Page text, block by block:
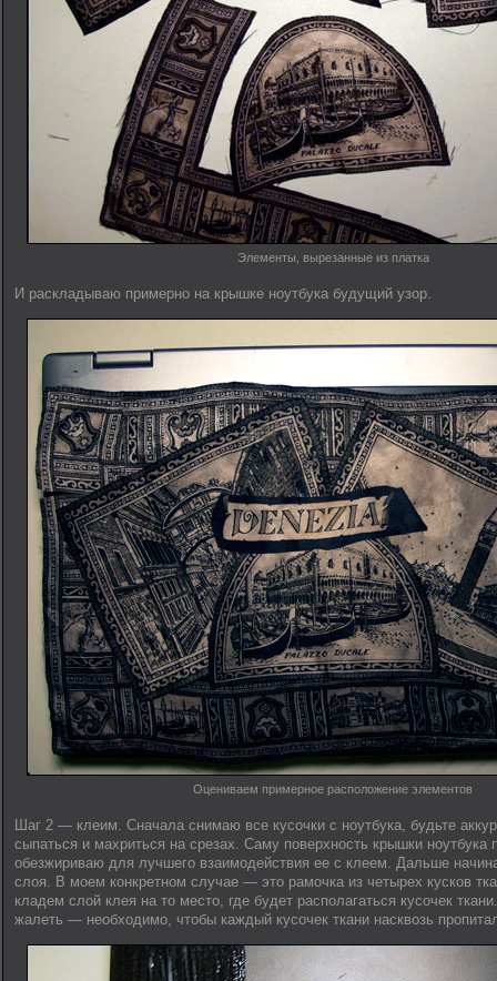
Элементы, вырезанные из платка
И раскладываю примерно на крышке ноутбука будущий узор.
Оцениваем примерное расположение элементов
Шаг 2 — клеим. Сначала снимаю все кусочки с ноутбука, будьте
сыпаться и махриться на срезах. Саму поверхность крышки ноутбука
обезжириваю для лучшего взаимодействия ее с клеем. Дальше
слоя. В моем конкретном случае — это рамочка из четырех кусков
кладем слой клея на то место, где будет располагаться кусочек
жалеть — необходимо, чтобы каждый кусочек ткани насквозь